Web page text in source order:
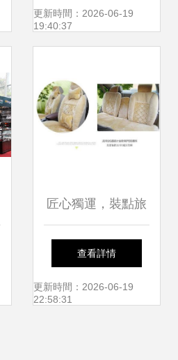
車裝飾新潮流
更新時間：2026-06-19
19:40:37
匠心獨運，裝點旅
途——探訪天臺縣
柳影車飾用品廠
查看詳情
更新時間：2026-06-19
22:58:31